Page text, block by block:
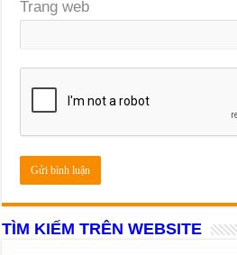
Trang web
TÌM KIẾM TRÊN WEBSITE